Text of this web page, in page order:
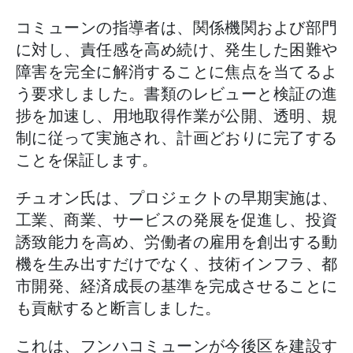
コミューンの指導者は、関係機関および部門
に対し、責任感を高め続け、発生した困難や
障害を完全に解消することに焦点を当てるよ
う要求しました。書類のレビューと検証の進
捗を加速し、用地取得作業が公開、透明、規
制に従って実施され、計画どおりに完了する
ことを保証します。
チュオン氏は、プロジェクトの早期実施は、
工業、商業、サービスの発展を促進し、投資
誘致能力を高め、労働者の雇用を創出する動
機を生み出すだけでなく、技術インフラ、都
市開発、経済成長の基準を完成させることに
も貢献すると断言しました。
これは、フンハコミューンが今後区を建設す